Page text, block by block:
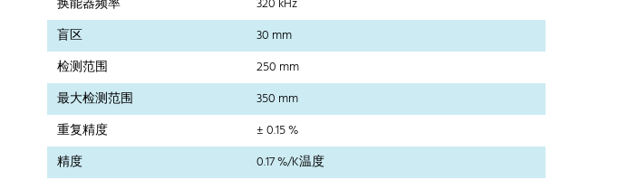
盲区
30 mm
检测范围
250 mm
最大检测范围
350 mm
重复精度
± 0.15 %
精度
0.17 %/K温度